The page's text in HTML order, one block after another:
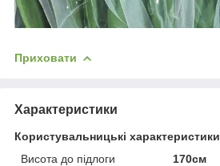
Приховати
Характеристики
Користувальницькі характеристики
Висота до підлоги
170см